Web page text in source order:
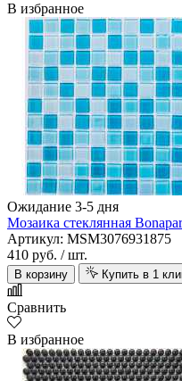
В избранное
Ожидание 3-5 дня
Мозаика стеклянная
Артикул: MSM3076931875
410 руб. / шт.
В корзину Купить в 1
Сравнить
В избранное